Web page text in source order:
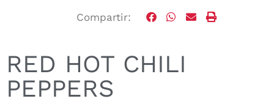
Compartir:
RED HOT CHILI
PEPPERS